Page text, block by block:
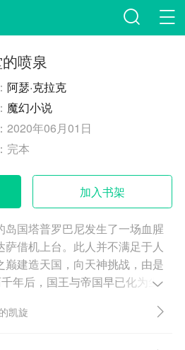
喷泉
阿瑟·克拉克
魔幻小说
2020年06月01日
完本
加入书架
国塔普罗巴尼发生了一场血腥
借机上台。此人并不满足于人
巅建造天国，向天神挑战，由是
年后，国王与帝国早已化为尘
址建造登天电梯，实现前人未曾
凯旋